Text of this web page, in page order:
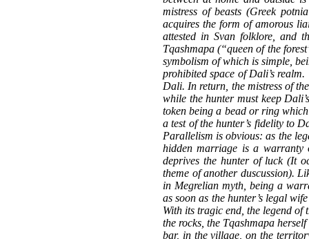
mistress of beasts (Greek
acquires the form of amorous
attested in Svan folklore, and
Tqashmapa (“queen of the
symbolism of which is simple,
prohibited space of Dali’s
Dali. In return, the mistress of
while the hunter must keep
token being a bead or ring
a test of the hunter’s fidelity to
Parallelism is obvious: as the
hidden marriage is a warranty
deprives the hunter of luck (It
theme of another duscussion).
in Megrelian myth, being a
as soon as the hunter’s legal
With its tragic end, the legend of
the rocks, the Tqashmapa
bar, in the village, on the